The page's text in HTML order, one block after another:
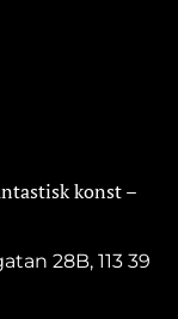
konst –
28B, 113 39